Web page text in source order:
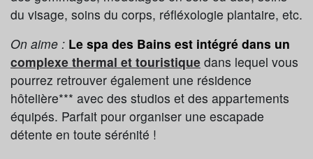
du visage, soins du corps, réfléxologie plantaire, etc.
On aime : Le spa des Bains est intégré dans un
complexe thermal et touristique dans lequel vous
pourrez retrouver également une résidence
hôtelière*** avec des studios et des appartements
équipés. Parfait pour organiser une escapade
détente en toute sérénité !